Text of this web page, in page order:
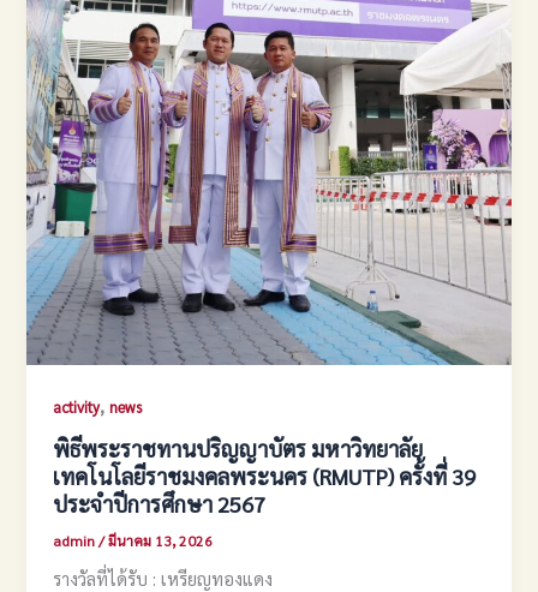
activity,news
พิธีพระราชทานปริญญาบัตร มหาวิทยาลัย
เทคโนโลยีราชมงคลพระนคร (RMUTP) ครั้งที่ 39
ประจำปีการศึกษา 2567
admin/มีนาคม 13, 2026
รางวัลที่ได้รับ : เหรียญทองแดง